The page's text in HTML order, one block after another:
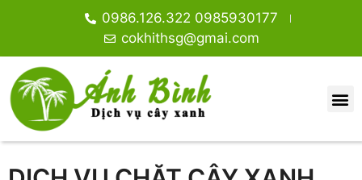
0986.126.322 0985930177
cokhithsg@gmai.com